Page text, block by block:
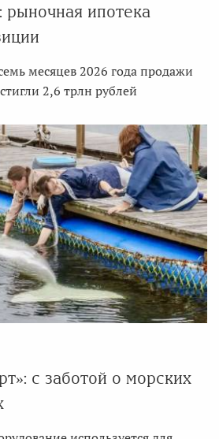
ипотека
месяцев 2026 года продажи
2,6 трлн рублей
с заботой о морских